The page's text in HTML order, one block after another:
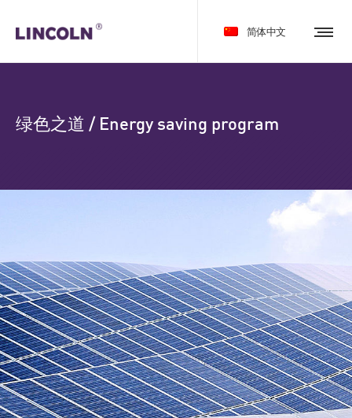
简体中文
绿色之道 / Energy saving program